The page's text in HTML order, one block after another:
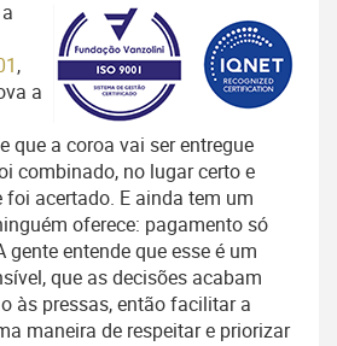
,
a
que a coroa vai ser entregue
combinado, no lugar certo e
acertado. E ainda tem um
oferece: pagamento só
gente entende que esse é um
que as decisões acabam
às pressas, então facilitar a
maneira de respeitar e priorizar